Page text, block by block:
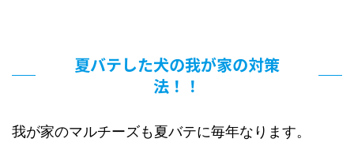
夏バテした犬の我が家の対策
法！！
我が家のマルチーズも夏バテに毎年なります。